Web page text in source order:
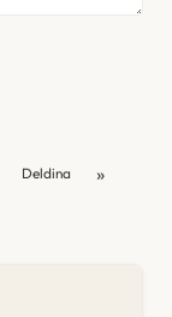
Deldina »